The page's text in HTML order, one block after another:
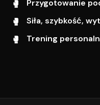
Przygotowanie
Siła, szybkość,
Trening